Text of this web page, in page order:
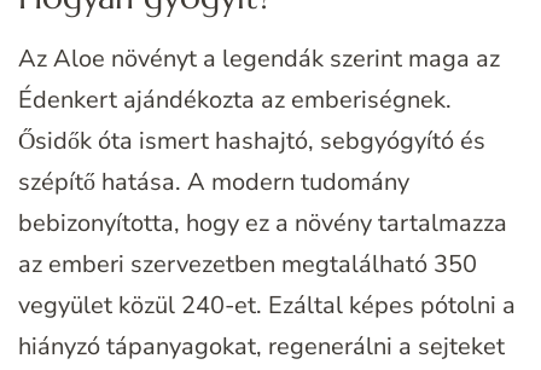
Az Aloe növényt a legendák szerint maga az
Édenkert ajándékozta az emberiségnek.
Ősidők óta ismert hashajtó, sebgyógyító és
szépítő hatása. A modern tudomány
bebizonyította, hogy ez a növény tartalmazza
az emberi szervezetben megtalálható 350
vegyület közül 240-et. Ezáltal képes pótolni a
hiányzó tápanyagokat, regenerálni a sejteket